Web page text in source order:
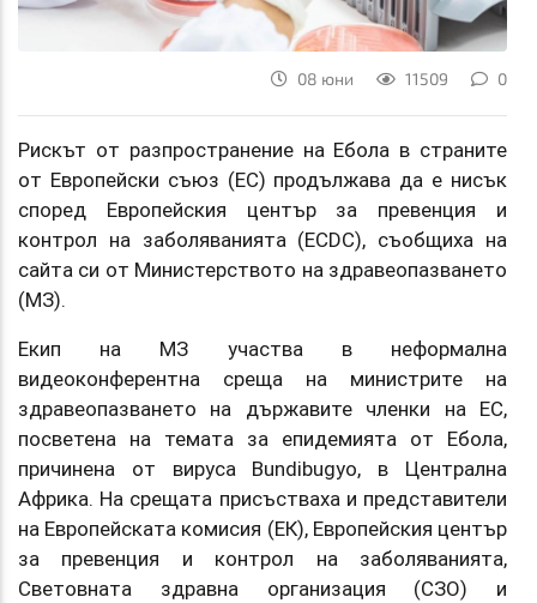
08 юни 11509 0
Рискът от разпространение на Ебола в страните
от Европейски съюз (ЕС) продължава да е нисък
според Европейския център за превенция и
контрол на заболяванията (ECDC), съобщиха на
сайта си от Министерството на здравеопазването
(МЗ).
Екип на МЗ участва в неформална
видеоконферентна среща на министрите на
здравеопазването на държавите членки на ЕС,
посветена на темата за епидемията от Ебола,
причинена от вируса Bundibugyo, в Централна
Африка. На срещата присъстваха и представители
на Европейската комисия (ЕК), Европейския център
за превенция и контрол на заболяванията,
Световната здравна организация (СЗО) и